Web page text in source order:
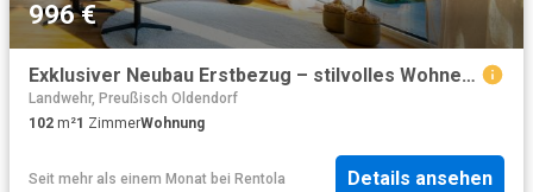
996 €
Exklusiver Neubau Erstbezug – stilvolles Wohnen auf höchstem Niveau!
Landwehr, Preußisch Oldendorf
102 m²1 ZimmerWohnung
Seit mehr als einem Monat bei Rentola Details ansehen